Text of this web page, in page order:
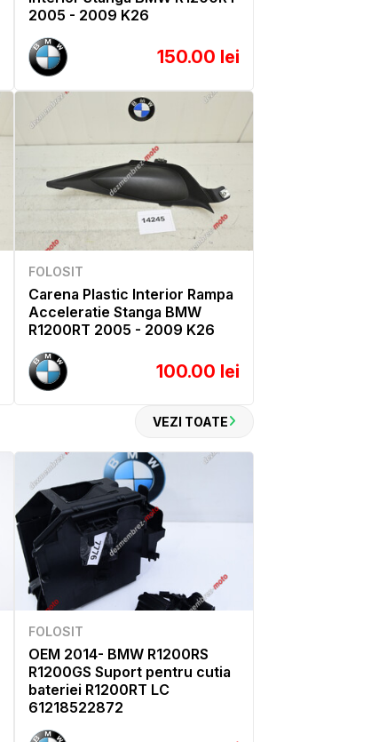
2005 - 2009 K26
150.00 lei
FOLOSIT
Carena Plastic Interior Rampa
Acceleratie Stanga BMW
R1200RT 2005 - 2009 K26
100.00 lei
VEZI TOATE
FOLOSIT
OEM 2014- BMW R1200RS
R1200GS Suport pentru cutia
bateriei R1200RT LC
61218522872